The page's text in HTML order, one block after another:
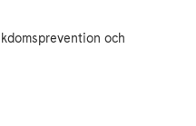
och